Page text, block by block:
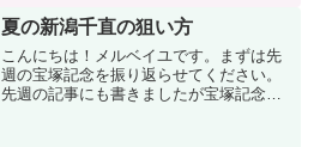
夏の新潟千直の狙い方
こんにちは！メルベイユです。まずは先
週の宝塚記念を振り返らせてください。
先週の記事にも書きましたが宝塚記念は